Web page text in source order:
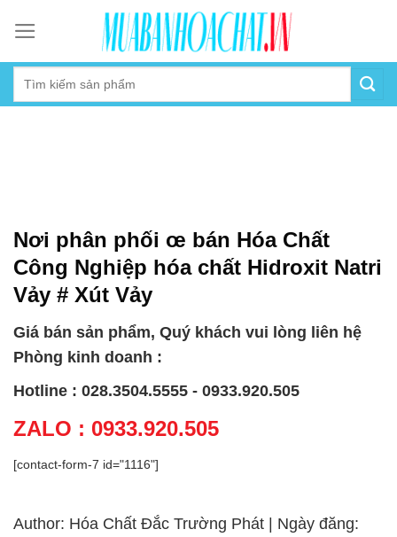
content
Nơi phân phối œ bán Hóa Chất
Công Nghiệp hóa chất Hidroxit Natri
Vảy # Xút Vảy
Giá bán sản phẩm, Quý khách vui lòng liên hệ
Phòng kinh doanh :
Hotline : 028.3504.5555 - 0933.920.505
ZALO : 0933.920.505
[contact-form-7 id="1116"]
Author: Hóa Chất Đắc Trường Phát | Ngày đăng: